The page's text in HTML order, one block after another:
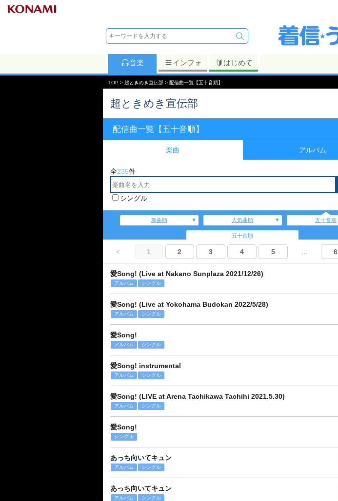
音楽 インフォ はじめて
TOP > 超ときめき宣伝部 > 配信曲一覧【五十音順】
超ときめき宣伝部
配信曲一覧【五十音順】
楽曲 アルバム
全235件
シングル
新曲順 人気曲順 五十音順
五十音順
< 1 2 3 4 5 ... 6
愛Song! (Live at Nakano Sunplaza 2021/12/26)
アルバム シングル
愛Song! (Live at Yokohama Budokan 2022/5/28)
アルバム シングル
愛Song!
アルバム シングル
愛Song! instrumental
アルバム シングル
愛Song! (LIVE at Arena Tachikawa Tachihi 2021.5.30)
アルバム シングル
愛Song!
シングル
あっち向いてキュン
アルバム シングル
あっち向いてキュン
アルバム シングル